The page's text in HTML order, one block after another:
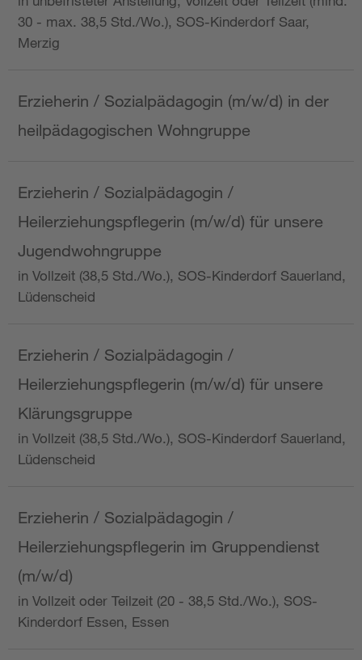
30 - max. 38,5 Std./Wo.), SOS-Kinderdorf Saar,
Merzig
Erzieherin / Sozialpädagogin (m/w/d) in der
heilpädagogischen Wohngruppe
Erzieherin / Sozialpädagogin /
Heilerziehungspflegerin (m/w/d) für unsere
Jugendwohngruppe
in Vollzeit (38,5 Std./Wo.), SOS-Kinderdorf Sauerland,
Lüdenscheid
Erzieherin / Sozialpädagogin /
Heilerziehungspflegerin (m/w/d) für unsere
Klärungsgruppe
in Vollzeit (38,5 Std./Wo.), SOS-Kinderdorf Sauerland,
Lüdenscheid
Erzieherin / Sozialpädagogin /
Heilerziehungspflegerin im Gruppendienst
(m/w/d)
in Vollzeit oder Teilzeit (20 - 38,5 Std./Wo.), SOS-
Kinderdorf Essen, Essen